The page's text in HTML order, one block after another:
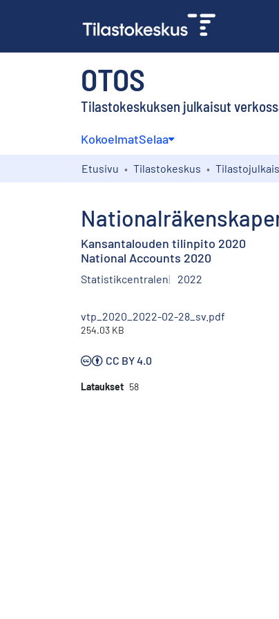
OTOS
Tilastokeskuksen julkaisut
KokoelmatSelaa
Etusivu Tilastokeskus
Kansantalouden tilinpito 2020
National Accounts 2020
Statistikcentralen 2022
vtp_2020_2022-02-28_sv.pdf
254.03 KB
CC BY 4.0
Lataukset 58